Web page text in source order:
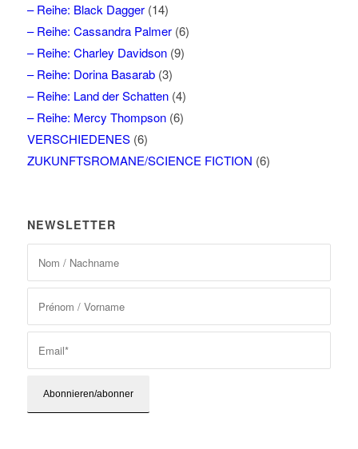
– Reihe: Black Dagger(14)
– Reihe: Cassandra Palmer(6)
– Reihe: Charley Davidson(9)
– Reihe: Dorina Basarab(3)
– Reihe: Land der Schatten(4)
– Reihe: Mercy Thompson(6)
VERSCHIEDENES(6)
ZUKUNFTSROMANE/SCIENCE FICTION (6)
NEWSLETTER